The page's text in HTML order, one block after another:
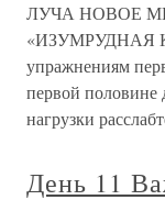
ЛУЧА НОВОЕ
«ИЗУМРУДНАЯ
упражнениям
первой половине
нагрузки
День 11